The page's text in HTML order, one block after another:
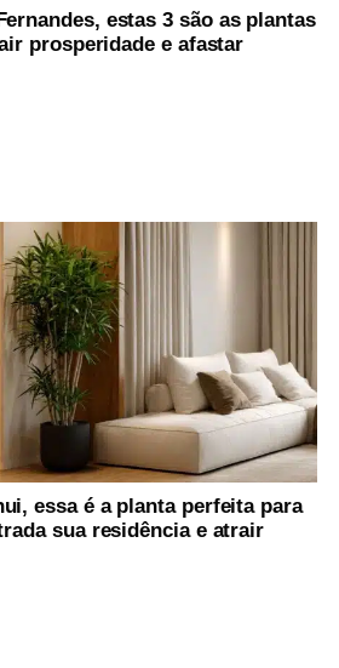
estas 3 são as plantas
prosperidade e afastar
essa é a planta perfeita para
sua residência e atrair